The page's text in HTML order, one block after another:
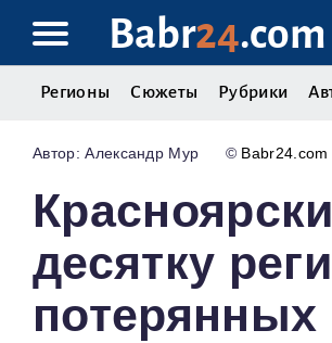
Babr24.com
Регионы Сюжеты Рубрики
Александр Мур © Babr24.com
десятку
потерянных